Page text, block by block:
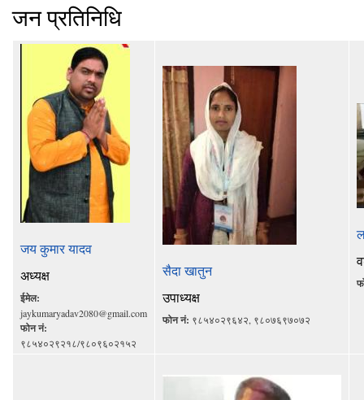
जन प्रतिनिधि
जय कुमार यादव
अध्यक्ष
ईमेल:
jaykumaryadav2080@gmail.com
फोन नं:
९८५४०२९२१८/९८०९६०२१५२
सैदा खातुन
उपाध्यक्ष
फोन नं: ९८५४०२९६४२, ९८०७६९७०७२